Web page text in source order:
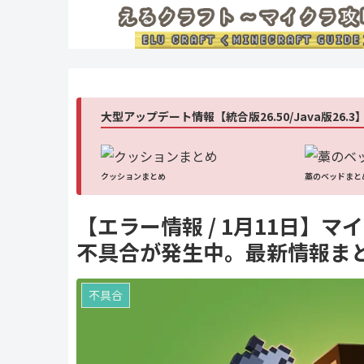
大型アップデート情報【統合版26.50/Java版26.3
クッションまとめ 藁のベッドまと
【エラー情報 / 1月11日】マ
不具合が発生中。最新情報ま
不具合